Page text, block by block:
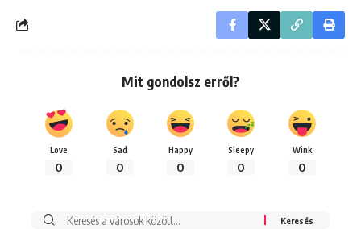
Mit gondolsz erről?
Love
0
Sad
0
Happy
0
Sleepy
0
Wink
0
Keresés: